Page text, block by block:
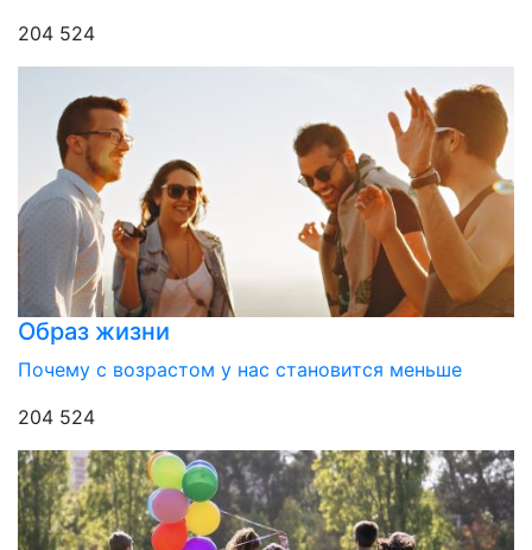
204 524
Образ жизни
Почему с возрастом у нас становится меньше
204 524